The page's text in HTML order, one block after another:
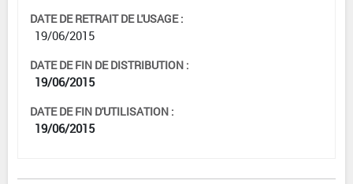
DATE DE RETRAIT DE L'USAGE :
19/06/2015
DATE DE FIN DE DISTRIBUTION :
19/06/2015
DATE DE FIN D'UTILISATION :
19/06/2015